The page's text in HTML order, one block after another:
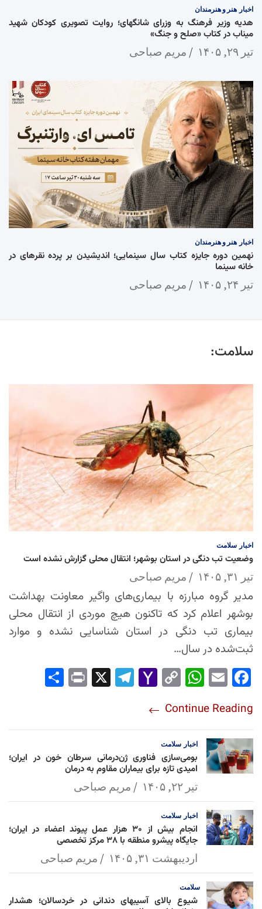
اخبار هنر و هنرمندان
هدیه وزیر فرهنگ به وزرای شانگهای؛ روایت تصویری کودکان شهید
میناب در کتاب «صلح و جنگ»
تیر ۲۹, ۱۴۰۵ مریم صباحی
اخبار هنر و هنرمندان
نهمین دوره جایزه کتاب سال سینمایی؛ اندیشیدن بر پرده نقرهای در
خانه سینما
تیر ۲۴, ۱۴۰۵ مریم صباحی
سلامت:
اخبار سلامت
وضعیت تب دنگی در استان بوشهر؛ انتقال محلی گزارش نشده است
تیر ۳۱, ۱۴۰۵ مریم صباحی
مدیر گروه مبارزه با بیماری‌های واگیر معاونت بهداشت
بوشهر اعلام کرد که تاکنون هیچ موردی از انتقال محلی
بیماری تب دنگی در استان شناسایی نشده و موارد
ثبت‌شده در سال…
Fac
ok
Em
Wh
Ap
p
Co
Lin
k
Yah
l
Tel
Pri
Continue Reading
اخبار سلامت
بومی‌سازی فناوری ژن‌درمانی سرطان خون در ایران؛
امیدی تازه برای بیماران مقاوم به درمان
تیر ۲۲, ۱۴۰۵ مریم صباحی
اخبار سلامت
انجام بیش از ۳۰ هزار عمل پیوند اعضاء در ایران؛
جایگاه پیشرو منطقه با ۳۸ مرکز تخصصی
اردیبهشت ۳۱, ۱۴۰۵ مریم صباحی
سلامت
شیوع بالای آسیبهای دندانی در خردسالان؛ هشدار